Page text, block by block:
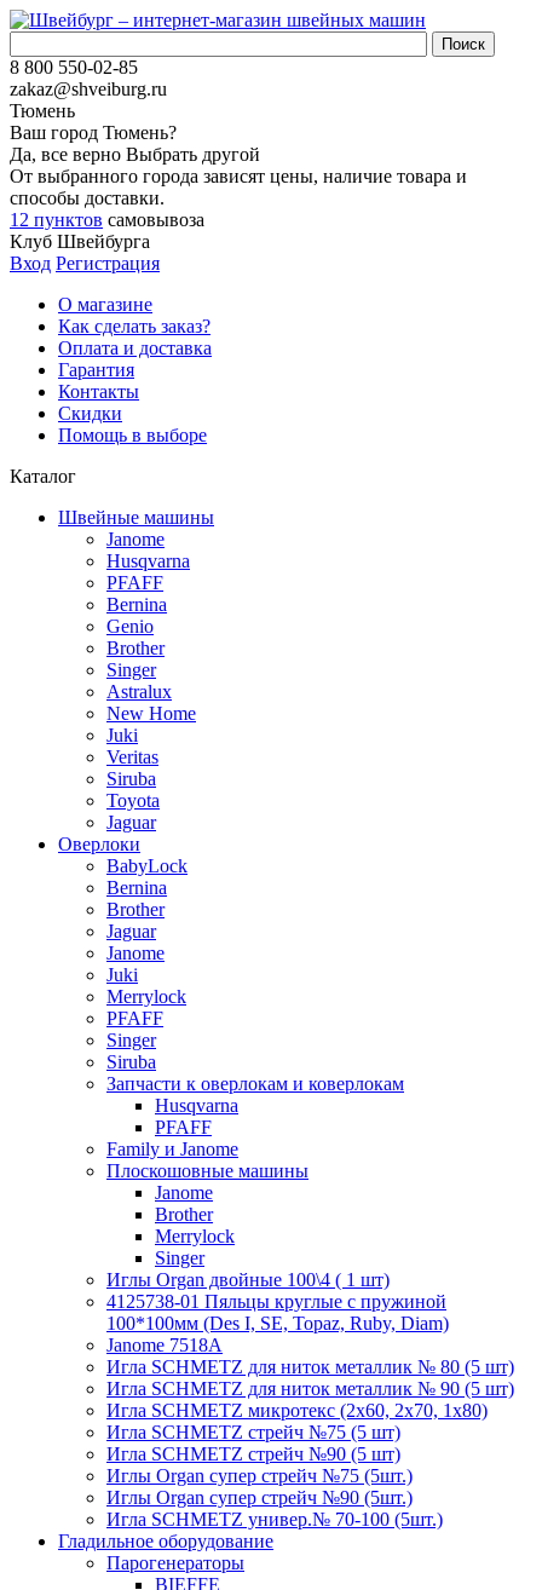
8 800 550-02-85
zakaz@shveiburg.ru
Тюмень
Ваш город Тюмень?
Да, все верно Выбрать другой
От выбранного города зависят цены, наличие товара и
способы доставки.
12 пунктов самовывоза
Клуб Швейбурга
Вход Регистрация
О магазине
Как сделать заказ?
Оплата и доставка
Гарантия
Контакты
Скидки
Помощь в выборе
Каталог
Швейные машины
Janome
Husqvarna
PFAFF
Bernina
Genio
Brother
Singer
Astralux
New Home
Juki
Veritas
Siruba
Toyota
Jaguar
Оверлоки
BabyLock
Bernina
Brother
Jaguar
Janome
Juki
Merrylock
PFAFF
Singer
Siruba
Запчасти к оверлокам и коверлокам
Husqvarna
PFAFF
Family и Janome
Плоскошовные машины
Janome
Brother
Merrylock
Singer
Иглы Organ двойные 100\4 ( 1 шт)
4125738-01 Пяльцы круглые с пружиной
100*100мм (Des I, SE, Topaz, Ruby, Diam)
Janome 7518A
Игла SCHMETZ для ниток металлик № 80 (5 шт)
Игла SCHMETZ для ниток металлик № 90 (5 шт)
Игла SCHMETZ микротекс (2х60, 2х70, 1х80)
Игла SCHMETZ стрейч №75 (5 шт)
Игла SCHMETZ стрейч №90 (5 шт)
Иглы Organ супер стрейч №75 (5шт.)
Иглы Organ супер стрейч №90 (5шт.)
Игла SCHMETZ универ.№ 70-100 (5шт.)
Гладильное оборудование
Парогенераторы
BIEFFE